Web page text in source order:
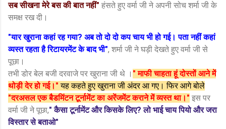
सब सीखना मेरे बस की बात नहीं" हंसते हुए वर्मा जी ने अपनी सोच शर्मा जी के
समक्ष रख दी।
"यार खुराना कहां रह गया? अब तो दो दो कप चाय भी हो गई। पता नहीं कहां
व्यस्त रहता है रिटायरमेंट के बाद भी", शर्मा जी ने घड़ी देखते हुए वर्मा जी से
पूछा।
तभी डोर बेल बजी दरवाजे पर खुराना जी थे । " माफी चाहता हूं दोस्तों आने में
थोड़ी देर हो गई।" यह कहते हुए खुराना जी अंदर आ गए। फिर आगे बोले
"दरअसल एक बैडमिंटन टूर्नामेंट का अरेंजमेंट कराने में व्यस्त था।" इस पर
वर्मा जी ने पूछा," कैसा टूर्नामेंट और किसके लिए? लो भाई चाय पियो और जरा
विस्तार से बताओ"